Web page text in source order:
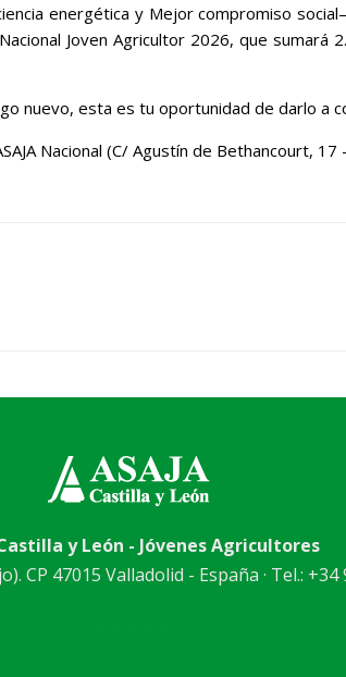
energética y Mejor compromiso
Joven Agricultor 2026, que
nuevo, esta es tu oportunidad de darlo a
Nacional (C/ Agustín de Bethancourt,
y León - Jóvenes Agricultores
CP 47015 Valladolid - España · Tel.: +34